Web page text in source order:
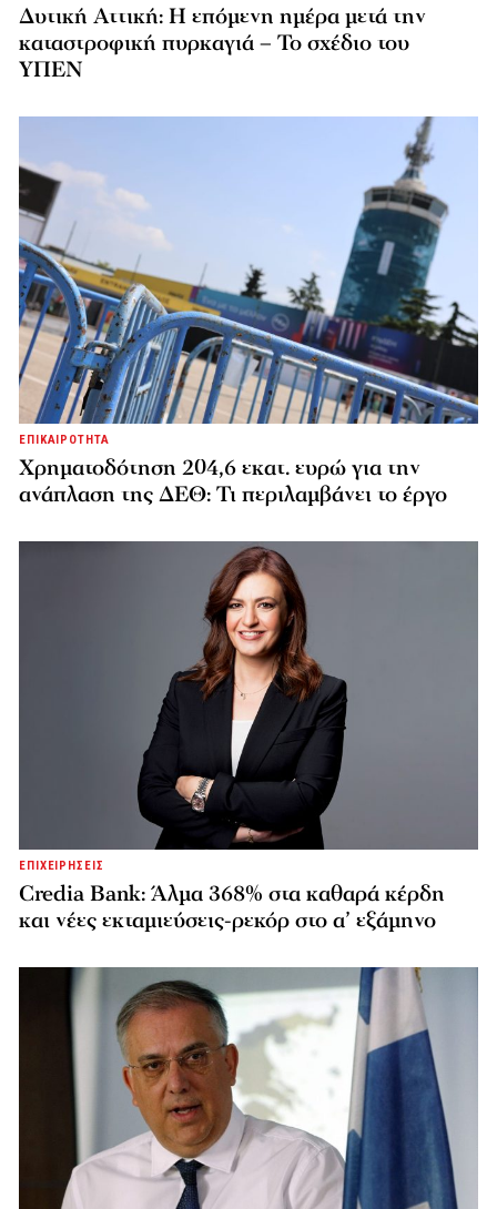
Δυτική Αττική: Η επόμενη ημέρα μετά την
καταστροφική πυρκαγιά – Το σχέδιο του
ΥΠΕΝ
ΕΠΙΚΑΙΡΟΤΗΤΑ
Χρηματοδότηση 204,6 εκατ. ευρώ για την
ανάπλαση της ΔΕΘ: Τι περιλαμβάνει το έργο
ΕΠΙΧΕΙΡΗΣΕΙΣ
Credia Bank: Άλμα 368% στα καθαρά κέρδη
και νέες εκταμιεύσεις-ρεκόρ στο α’ εξάμηνο